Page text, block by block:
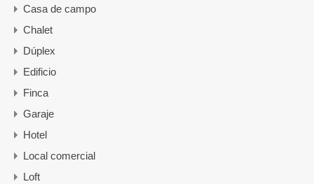
Casa de campo
Chalet
Dúplex
Edificio
Finca
Garaje
Hotel
Local comercial
Loft